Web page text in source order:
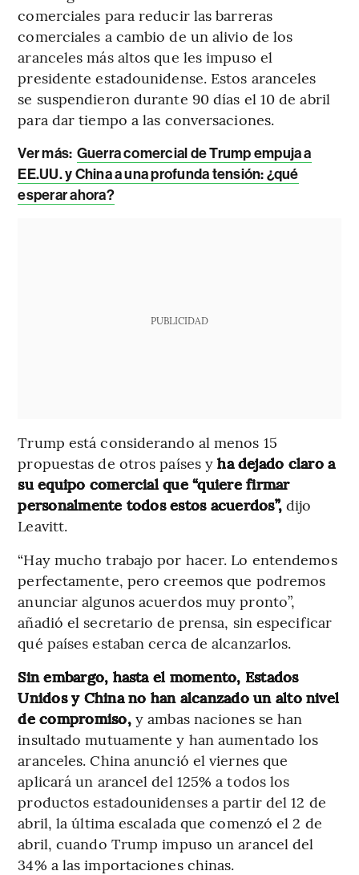
comerciales para reducir las barreras
comerciales a cambio de un alivio de los
aranceles más altos que les impuso el
presidente estadounidense. Estos aranceles
se suspendieron durante 90 días el 10 de abril
para dar tiempo a las conversaciones.
Ver más: Guerra comercial de Trump empuja a
EE.UU. y China a una profunda tensión: ¿qué
esperar ahora?
PUBLICIDAD
Trump está considerando al menos 15
propuestas de otros países yha dejado claro a
su equipo comercial que “quiere firmar
personalmente todos estos acuerdos”, dijo
Leavitt.
“Hay mucho trabajo por hacer. Lo entendemos
perfectamente, pero creemos que podremos
anunciar algunos acuerdos muy pronto”,
añadió el secretario de prensa, sin especificar
qué países estaban cerca de alcanzarlos.
Sin embargo, hasta el momento, Estados
Unidos y China no han alcanzado un alto nivel
de compromiso, y ambas naciones se han
insultado mutuamente y han aumentado los
aranceles. China anunció el viernes que
aplicará un arancel del 125% a todos los
productos estadounidenses a partir del 12 de
abril, la última escalada que comenzó el 2 de
abril, cuando Trump impuso un arancel del
34% a las importaciones chinas.